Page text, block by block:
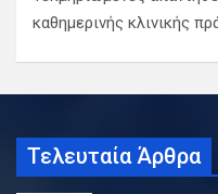
καθημερινής κλινικής
Τελευταία Άρθρα